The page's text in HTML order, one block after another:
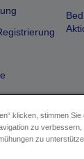
klicken, stimmen
zu
zu